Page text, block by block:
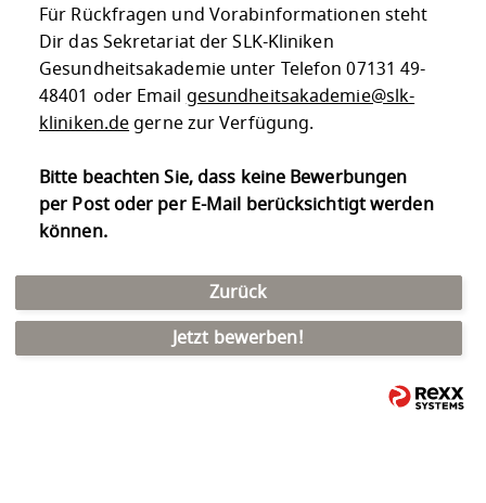
Für Rückfragen und Vorabinformationen steht
Dir das Sekretariat der SLK-Kliniken
Gesundheitsakademie unter Telefon 07131 49-
48401 oder Email gesundheitsakademie@slk-
kliniken.de gerne zur Verfügung.
Bitte beachten Sie, dass keine Bewerbungen
per Post oder per E-Mail berücksichtigt werden
können.
Zurück
Jetzt bewerben!